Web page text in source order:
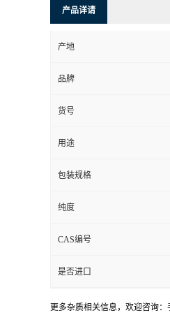
产品详请
产地
品牌
货号
用途
包装规格
纯度
CAS编号
是否进口
更多杂质相关信息，欢迎咨询：